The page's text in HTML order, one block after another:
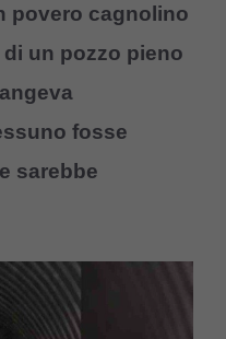
povero cagnolino
un pozzo pieno
fosse
sarebbe